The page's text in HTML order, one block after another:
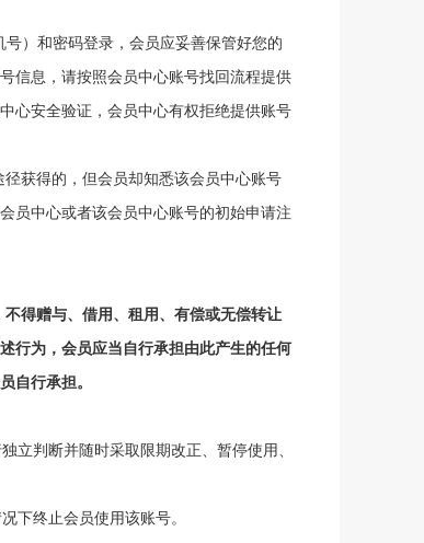
）和密码登录， 会员应妥善保管好您的
信息，请按照会员中心账号找回流程提供
心安全验证，会员中心有权拒绝提供账号
径获得的，但会员却知悉该会员中心账号
员中心或者该会员中心账号的初始申请注
得赠与、借用、租用、有偿或无偿转让
行为 ， 会员应当自行承担由此产生的任何
自行承担。
立判断并随时采取限期改正、暂停使用、
下终止会员使用该账号。